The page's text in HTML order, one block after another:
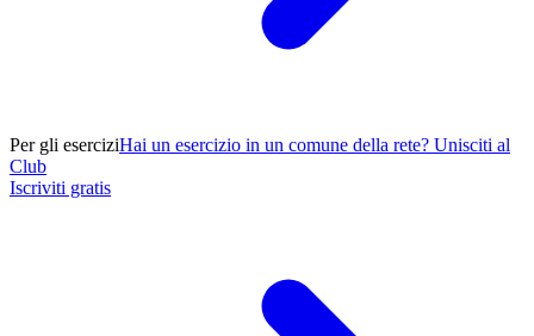
Per gli eserciziHai un esercizio in un comune della rete? Unisciti al
Club
Iscriviti gratis